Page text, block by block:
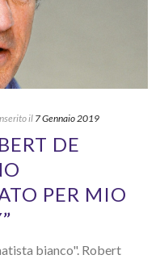
il7 Gennaio 2019
DE
PER MIO
bianco". Robert